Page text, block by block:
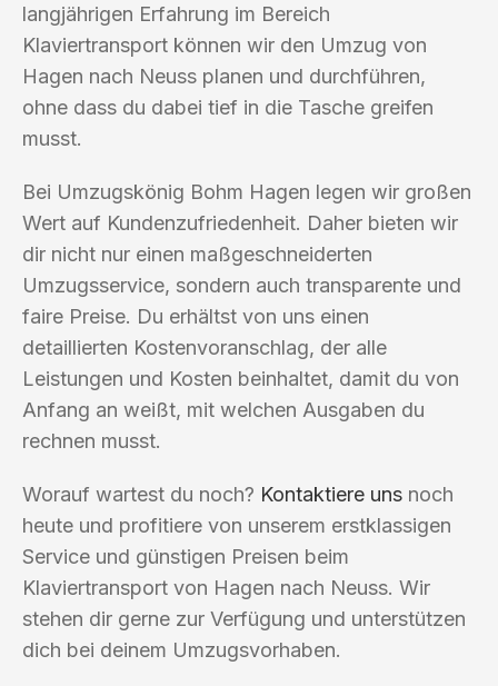
langjährigen Erfahrung im Bereich
Klaviertransport können wir den Umzug von
Hagen nach Neuss planen und durchführen,
ohne dass du dabei tief in die Tasche greifen
musst.
Bei Umzugskönig Bohm Hagen legen wir großen
Wert auf Kundenzufriedenheit. Daher bieten wir
dir nicht nur einen maßgeschneiderten
Umzugsservice, sondern auch transparente und
faire Preise. Du erhältst von uns einen
detaillierten Kostenvoranschlag, der alle
Leistungen und Kosten beinhaltet, damit du von
Anfang an weißt, mit welchen Ausgaben du
rechnen musst.
Worauf wartest du noch? Kontaktiere uns noch
heute und profitiere von unserem erstklassigen
Service und günstigen Preisen beim
Klaviertransport von Hagen nach Neuss. Wir
stehen dir gerne zur Verfügung und unterstützen
dich bei deinem Umzugsvorhaben.